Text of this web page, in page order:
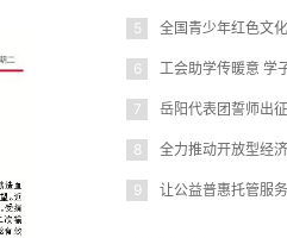
5 全国青少年红色文化传承
6 工会助学传暖意 学
7 岳阳代表团誓师出
8 全力推动开放型经
9 让公益普惠托管服